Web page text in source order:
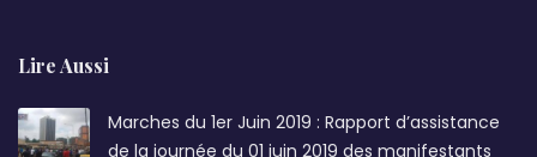
Lire Aussi
Marches du 1er Juin 2019 : Rapport d’assistance
de la journée du 01 juin 2019 des manifestants